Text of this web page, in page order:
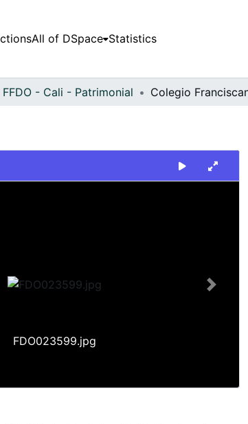
All of DSpace Statistics
FFDO - Cali - Patrimonial
FDO023599.jpg
Next